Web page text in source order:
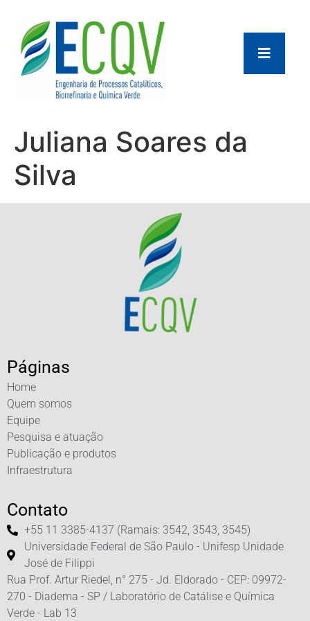
Juliana Soares da
Silva
Páginas
Home
Quem somos
Equipe
Pesquisa e atuação
Publicação e produtos
Infraestrutura
Contato
+55 11 3385-4137 (Ramais: 3542, 3543, 3545)
Universidade Federal de São Paulo - Unifesp Unidade
José de Filippi
Rua Prof. Artur Riedel, n° 275 - Jd. Eldorado - CEP: 09972-
270 - Diadema - SP / Laboratório de Catálise e Química
Verde - Lab 13